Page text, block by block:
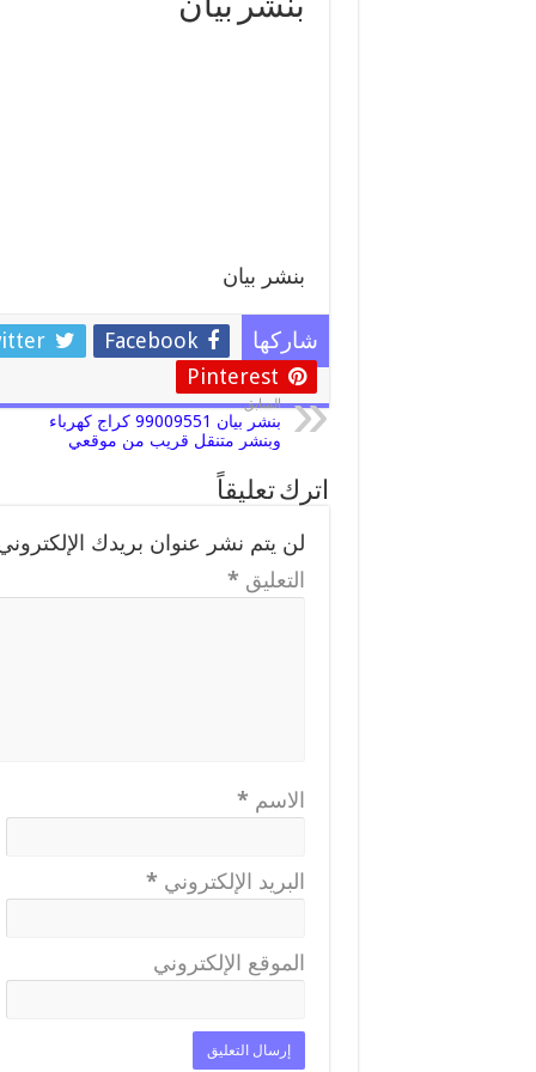
بنشر بيان
بنشر بيان
شاركها Facebook
Pinterest
السابق
بنشر بيان 99009551 كراج كهرباء
وبنشر متنقل قريب من موقعي
اترك تعليقاً
لن يتم نشر عنوان بريدك
التعليق *
الاسم *
البريد الإلكتروني *
الموقع الإلكتروني